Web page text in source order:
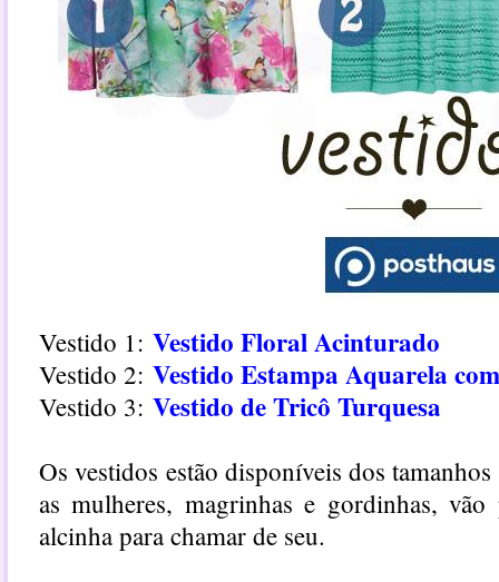
Vestido 1: Vestido Floral Acinturado
Vestido 2: Vestido Estampa Aquarela
Vestido 3: Vestido de Tricô Turquesa
Os vestidos estão disponíveis dos
as mulheres, magrinhas e gordinhas,
alcinha para chamar de seu.